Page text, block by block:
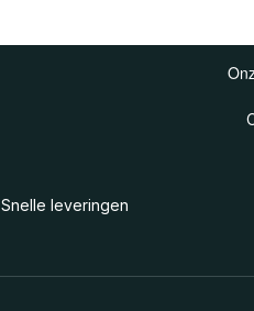
Snelle leveringen